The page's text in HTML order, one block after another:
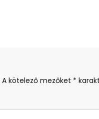
A kötelező mezőket *